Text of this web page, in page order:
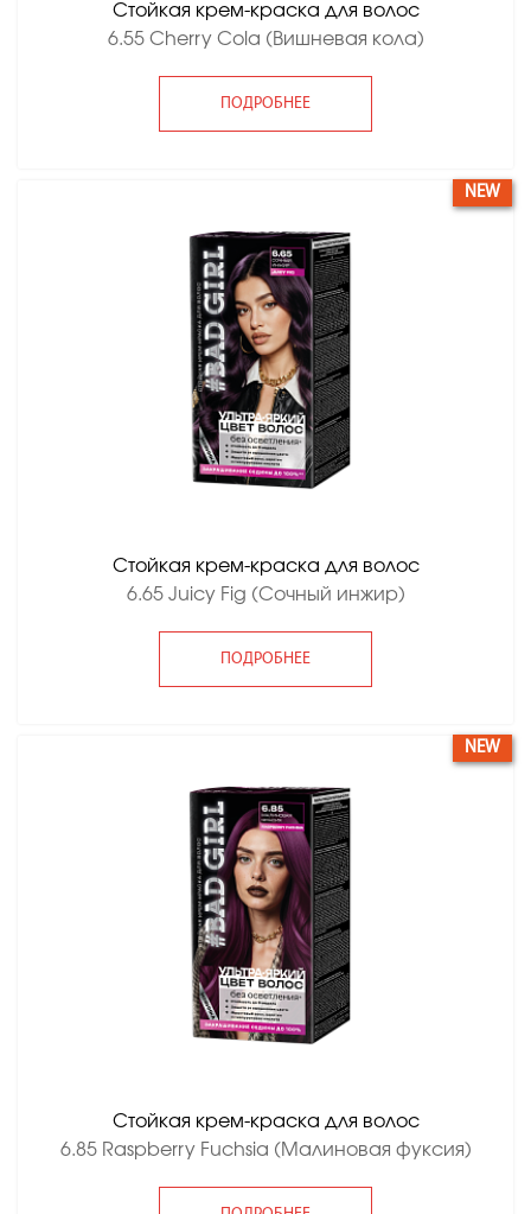
Стойкая крем-краска для волос
6.55 Cherry Cola (Вишневая кола)
ПОДРОБНЕЕ
Стойкая крем-краска для волос
6.65 Juicy Fig (Сочный инжир)
ПОДРОБНЕЕ
NEW
Стойкая крем-краска для волос
6.85 Raspberry Fuchsia (Малиновая фуксия)
NEW